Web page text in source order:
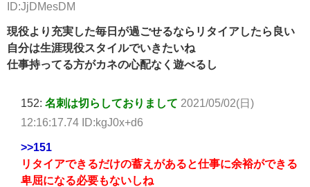
ID:JjDMesDM
現役より充実した毎日が過ごせるならリタイアしたら良い
自分は生涯現役スタイルでいきたいね
仕事持ってる方がカネの心配なく遊べるし
152: 名刺は切らしておりまして 2021/05/02(日)
12:16:17.74 ID:kgJ0x+d6
>>151
リタイアできるだけの蓄えがあると仕事に余裕ができる
卑屈になる必要もないしね